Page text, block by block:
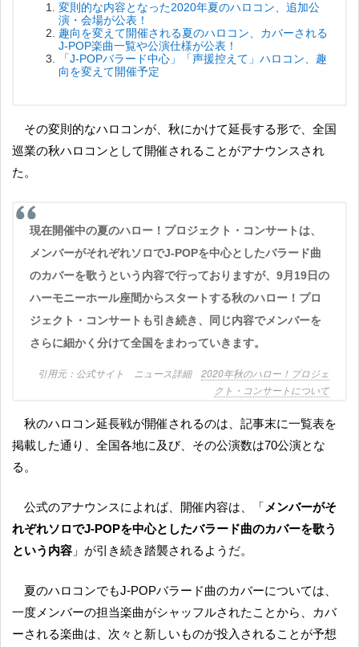
変則的な内容となった2020年夏のハロコン、追加公
演・会場が公表！
趣向を変えて開催される夏のハロコン、カバーされる
J-POP楽曲一覧や公演仕様が公表！
「J-POPバラード中心」「声援控えて」ハロコン、趣
向を変えて開催予定
その変則的なハロコンが、秋にかけて延長する形で、全国
巡業の秋ハロコンとして開催されることがアナウンスされ
た。
現在開催中の夏のハロー！プロジェクト・コンサートは、
メンバーがそれぞれソロでJ-POPを中心としたバラード曲
のカバーを歌うという内容で行っておりますが、9月19日の
ハーモニーホール座間からスタートする秋のハロー！プロ
ジェクト・コンサートも引き続き、同じ内容でメンバーを
さらに細かく分けて全国をまわっていきます。
公式サイト ニュース詳細 2020年秋のハロー！プロジェ
クト・コンサートについて
秋のハロコン延長戦が開催されるのは、記事末に一覧表を
掲載した通り、全国各地に及び、その公演数は70公演とな
る。
公式のアナウンスによれば、開催内容は、「 メンバーがそ
れぞれソロでJ-POPを中心としたバラード曲のカバーを歌う
という内容 」が引き続き踏襲されるようだ。
夏のハロコンでもJ-POPバラード曲のカバーについては、
一度メンバーの担当楽曲がシャッフルされたことから、カバ
ーされる楽曲は、次々と新しいものが投入されることが予想